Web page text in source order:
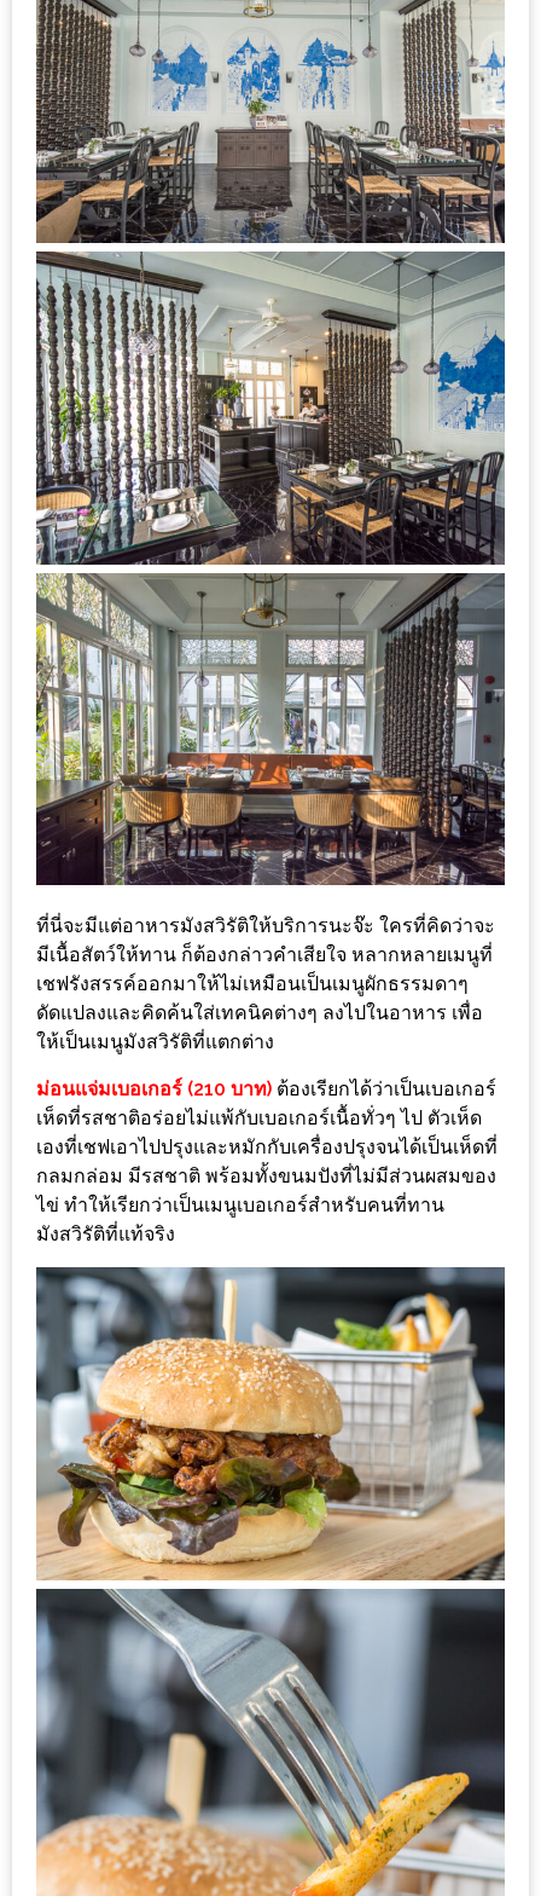
ลิ
เดย์
เชียงใหม่
PANDA
TIME
:
ทำไม
เรา
ไม่
ทำ
อาหาร
ทาน
เอง?
SHOP
TOP
10
รีวิว
ร้าน
อาหาร
ที่
เข้า
ชม
มาก
ประจำ
2557
ชิง
รางวัล
กับ
สมาชิก
ENEWS
น้า
อ้วน
ชวน
หิว
ข้าว
อะไร
เอ่ย
อร่อย
ที่สุด?
งาน
เรื่อง
บ้าน
ทุก
คน
ต้อง
ที่นี่จะมีแต่อาหารมังสวิรัติให้บริการนะจ๊ะ ใครที่คิดว่าจะ
มีเนื้อสัตว์ให้ทาน ก็ต้องกล่าวคำเสียใจ หลากหลายเมนูที่
เชฟรังสรรค์ออกมาให้ไม่เหมือนเป็นเมนูผักธรรมดาๆ
ดัดแปลงและคิดค้นใส่เทคนิคต่างๆ ลงไปในอาหาร เพื่อ
ให้เป็นเมนูมังสวิรัติที่แตกต่าง
ม่อนแจ่มเบอเกอร์ (210 บาท) ต้องเรียกได้ว่าเป็นเบอเกอร์
เห็ดที่รสชาติอร่อยไม่แพ้กับเบอเกอร์เนื้อทั่วๆ ไป ตัวเห็ด
เองที่เชฟเอาไปปรุงและหมักกับเครื่องปรุงจนได้เป็นเห็ดที่
กลมกล่อม มีรสชาติ พร้อมทั้งขนมปังที่ไม่มีส่วนผสมของ
ไข่ ทำให้เรียกว่าเป็นเมนูเบอเกอร์สำหรับคนที่ทาน
มังสวิรัติที่แท้จริง